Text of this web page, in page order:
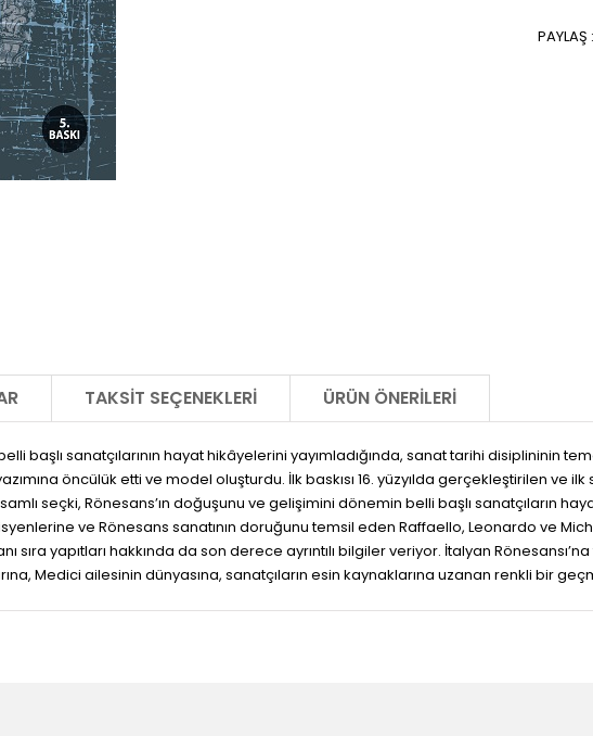
PAYLAŞ :
TAKSIT SEÇENEKLERI ÜRÜN ÖNERILERI
başlı sanatçılarının hayat hikâyelerini yayımladığında, sanat tarihi disiplininin
öncülük etti ve model oluşturdu. İlk baskısı 16. yüzyılda gerçekleştirilen ve
seçki, Rönesans’ın doğuşunu ve gelişimini dönemin belli başlı sanatçıların
ve Rönesans sanatının doruğunu temsil eden Raffaello, Leonardo ve
sıra yapıtları hakkında da son derece ayrıntılı bilgiler veriyor. İtalyan
Medici ailesinin dünyasına, sanatçıların esin kaynaklarına uzanan renkli bir